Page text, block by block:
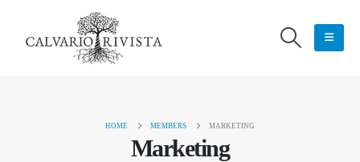
HOME MEMBERS MARKETING
Marketing